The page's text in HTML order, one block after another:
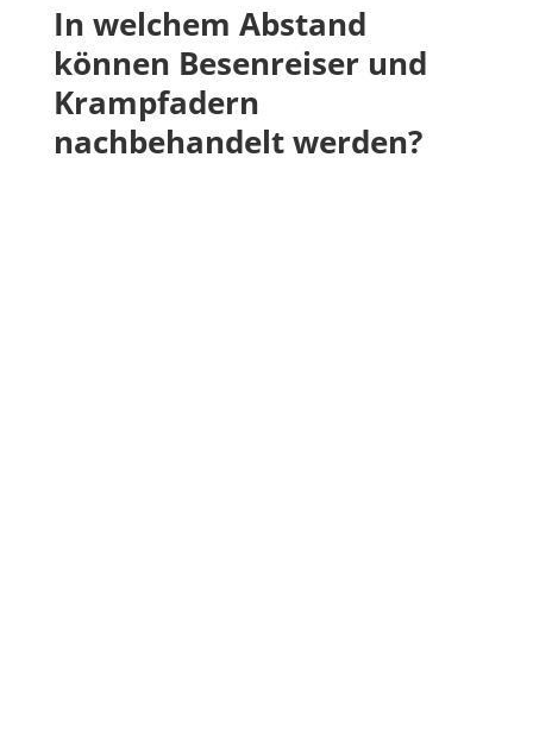
In welchem Abstand
können Besenreiser und
Krampfadern
nachbehandelt werden?